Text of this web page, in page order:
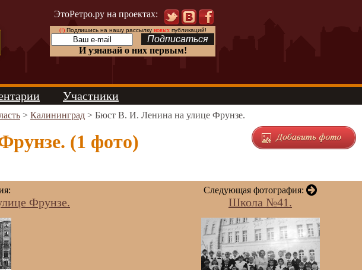
ЭтоРетро.ру на проектах:
(!)Подпишись на нашу рассылку новыхпубликаций!
И узнавай о них первым!
Участники
> Калининград > Бюст В. И. Ленина на улице Фрунзе.
(1 фото)
Фрунзе.
Следующая фотография:
Школа №41.